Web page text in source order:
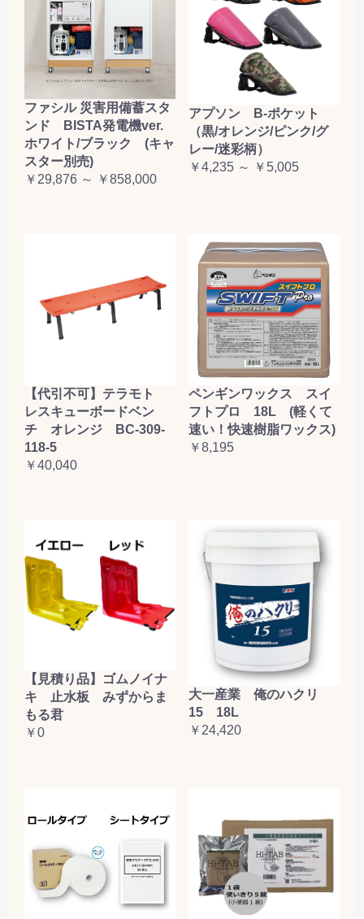
ファシル 災害用備蓄スタ
ンド BISTA発電機ver.
ホワイト/ブラック (キャ
スター別売)
￥29,876 ～ ￥858,000
アプソン B-ポケット
（黒/オレンジ/ピンク/グ
レー/迷彩柄）
￥4,235 ～ ￥5,005
【代引不可】テラモト
レスキューボードベン
チ オレンジ BC-309-
118-5
￥40,040
ペンギンワックス スイ
フトプロ 18L (軽くて
速い！快速樹脂ワックス)
￥8,195
【見積り品】ゴムノイナ
キ 止水板 みずからま
もる君
￥0
大一産業 俺のハクリ
15 18L
￥24,420